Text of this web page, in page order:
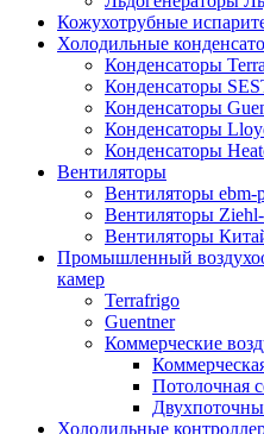
Кожухотрубные
Холодильные
Конденсаторы
Конденсаторы
Конденсаторы
Конденсаторы
Конденсаторы
Вентиляторы
Вентиляторы ebm-
Вентиляторы
Вентиляторы
Промышленный
камер
Terrafrigo
Guentner
Коммерческие
Потолочная
Холодильные